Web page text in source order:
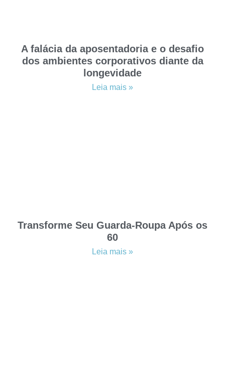
A falácia da aposentadoria e o desafio
dos ambientes corporativos diante da
longevidade
Leia mais »
Transforme Seu Guarda-Roupa Após os
60
Leia mais »